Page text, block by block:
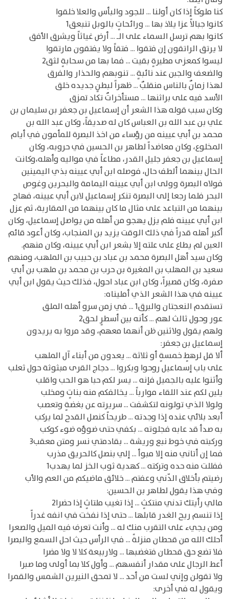
كنا ملوكاً إذا كان أولنا ... للجود والبأس والعلا خلقوا
كانوا جبالاً عزا يلاذ بها ... ورائحاتٍ بالوبل تنبعق1
كانوا بهم ترسل السماء على الـ ... أرض غياثاً ويشرق الأفق
لا يرتق الراتقون إن فتقوا ... فتقاً ولا يفتقون مارتقوا
ليسوا كمعزى مطيرةٍ بقيت ... فما بها من سحابةٍ لثق2
والضعف والجبن عند نائبةٍ ... تنوبهم والحذار والفرق
لهذا زمانٌ بالناس منقلبٌ ... ظهراً لبطنٍ جديده خلق
الأسد فيه على براثنها ... مستأخراتٌ تكاد تمزق
وكان سبب قوله هذا الشعر أن إسماعيل بن جعفر بن سليمان بن
علي بن عبد الله بن العباس كان له صديقاً، وكان عبد الله بن
محمد بن أبي عيينه من رؤساء من اخذ البصرة للمأمون في أيام
المخلوع، وكان معاضداً لطاهر بن الحسين في حروبه، وكان
إسماعيل بن جعفر جليل القدر، مطاعاً في مواليه وأهله،وكانت
الحال بينهما ألطف حال، فوصله ابن أبي عيينه بذي اليمينين
فولاه البصرة وولى ابن أبي عيينه اليمامة والبحرين وغوص
البحر فلما رجعا إلى البصرة تنكر إسماعيل لابن أبي عيينه، فهاج
بينهما من التباعد على مثال ما كان بينهما من المقاربة، ثم عزل
ابن أبي عيينه فلم يزل يهجو من أهله من يواصل إسماعيل، وكان
أكبر أهله قدراً في ذلك الوقت يزيد بن المنجاب، وكان أعود قائم
العين لم يطاع على علته إلا بشعر ابن أبي عيينه، وكان منهم.
وكان سيد أهل البصرة محمد بن عباد بن حبيب بن الملهب، ومنهم
سعيد بن المهلب بن المغيرة بن حرب بن محمد بن ملهب بن أبي
صفرة، وكان قصيراً، وكان ابن عباد احول، فذلك حيث يقول ابن أبي
عيينه في هذا الشعر الذي أمليناه:
تستقدم النعجتان والبرق1 ... في زمن سرو أهله الملق
عور وحول ثالث لهم ... كأنه بين أسطرٍ لحق2
ولهم يقول ولاثنين ظن أنهما معهم، وقد مروا به يريدون
إسماعيل بن جعفر:
ألا قل لرهطٍ خمسةٍ أو ثلاثة ... يعدون من أبناء آل الملهب
على باب إسماعيل روحوا وبكروا ... دجاج القرى مبثوثة حول ثعلب
وأثنوا عليه بالجميل فإنه ... يسر لكم حبا هو الحب واقلب
يلين لكم عند اللقاء موارباً ... يخالفكم منه بناتٍ ومخلب
ولولا الذي تولونه لتكشفت ... سريرته عن بغضةٍ وتعصب
أبعد بلائي عنده إذا وجدته ... طريحاً كنصل القدح لما يركب
به صدأ قد عابه فجلوته ... بكفي حتى ضوؤه ضوء كوكب
وركبته في خوط نبع وريشة ... بقادمتي نسر ومتن معقب3
فما إن أتاني منه إلا مبوأ ... إلي بنصل كالحريق مذرب
ففللت منه حده وتركته ... كهدية ثوب الخز لما يهدب1
رضيتم بأخلاق الدّني وعفتم ... خلائق ماضيكم من العم والأب
وفي هذا يقول لطاهر بن الحسين:
مالي رأيتك تدني منتكثٍ ... إذا تغيب ملتاثٍ إذا حضرا2
إذا تنسم ريح الغدر قابلها ... حتى إذا نفخت في انفه غدراً
ومن يجيء على التقرب منك له ... وأنت تعرف فيه الميل والصعرا
أحلك الله من قحطان منزلةً ... في الرأس حيث احل السمع والبصرا
فلا تضع حق قحطان فتغضبها ... ولاربيعة كلا لا ولا مضرا
أعط الرجال على مقدار أنفسهم ... وأول كلا بما أولى وما صبرا
ولا تقولن وإني لست من أحد ... لا تمحق النيرين الشمس والقمرا
ويقول له في أخرى: